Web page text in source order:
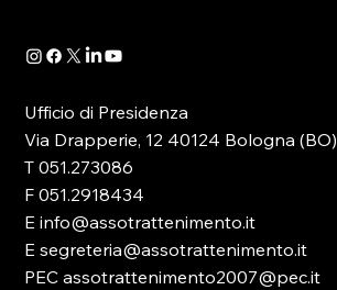
Ufficio di Presidenza
Via Drapperie, 12 40124 Bologna (BO)
T 051.273086
F 051.2918434
E info@assotrattenimento.it
E segreteria@assotrattenimento.it
PEC assotrattenimento2007@pec.it